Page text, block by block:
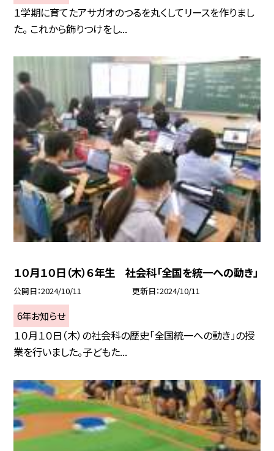
１学期に育てたアサガオのつるを丸くしてリースを作りまし
た。 これから飾りつけをし...
１０月１０日（木）６年生 社会科「全国を統一への動き」
公開日 2024/10/11 更新日 2024/10/11
6年お知らせ
１０月１０日（木）の社会科の歴史「全国統一への動き」の授
業を行いました。子どもた...